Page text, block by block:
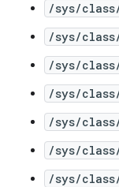
/sys/
/sys/
/sys/
/sys/
/sys/
/sys/
/sys/